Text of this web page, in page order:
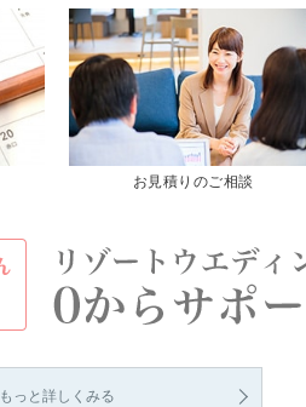
お見積りのご相談
もっと詳しくみる